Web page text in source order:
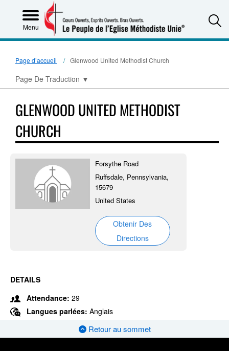
Menu
Page d’accueil Glenwood United Methodist Church
Page De Traduction ▼
GLENWOOD UNITED METHODIST
CHURCH
Forsythe Road
Ruffsdale, Pennsylvania,
15679
United States
Obtenir Des
Directions
DETAILS
Attendance: 29
Langues parlées: Anglais
Retour au sommet